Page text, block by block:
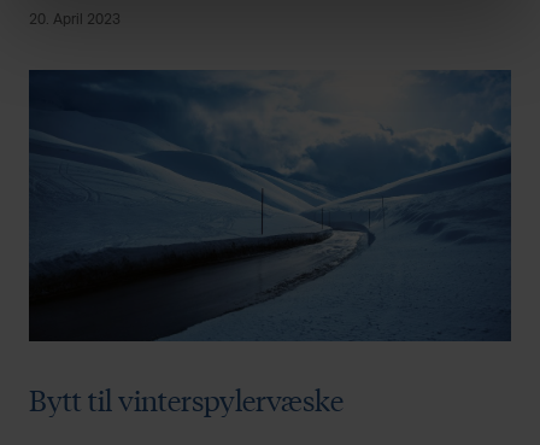
20. April 2023
Bytt til vinterspylervæske